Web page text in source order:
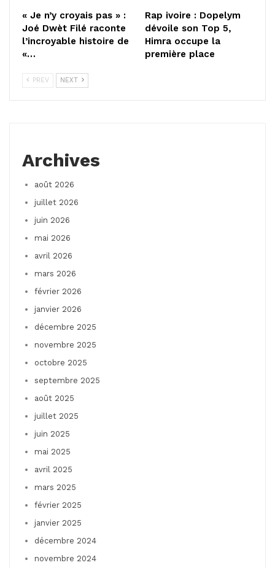
« Je n’y croyais pas » :
Joé Dwèt Filé raconte
l’incroyable histoire de
«…
Rap ivoire : Dopelym
dévoile son Top 5,
Himra occupe la
première place
PREV NEXT
Archives
août 2026
juillet 2026
juin 2026
mai 2026
avril 2026
mars 2026
février 2026
janvier 2026
décembre 2025
novembre 2025
octobre 2025
septembre 2025
août 2025
juillet 2025
juin 2025
mai 2025
avril 2025
mars 2025
février 2025
janvier 2025
décembre 2024
novembre 2024